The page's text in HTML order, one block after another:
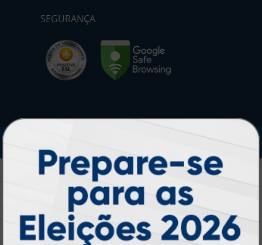
SEGURANÇA
IMPRA INDUSTRIA GRAFICA LTDA | CNPJ: 28.045.354/0002-52
Atual Card: A Gráfica Pioneira em
Personalização Online
Atual Card é referência em impressão
gráfica online no Brasil, oferecendo uma